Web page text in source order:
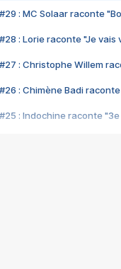
#29 : MC Solaar raconte
#28 : Lorie raconte "Je vais
#27 : Christophe Willem
#26 : Chimène Badi
#25 : Indochine raconte